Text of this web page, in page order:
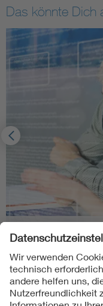
Das könnte Dich